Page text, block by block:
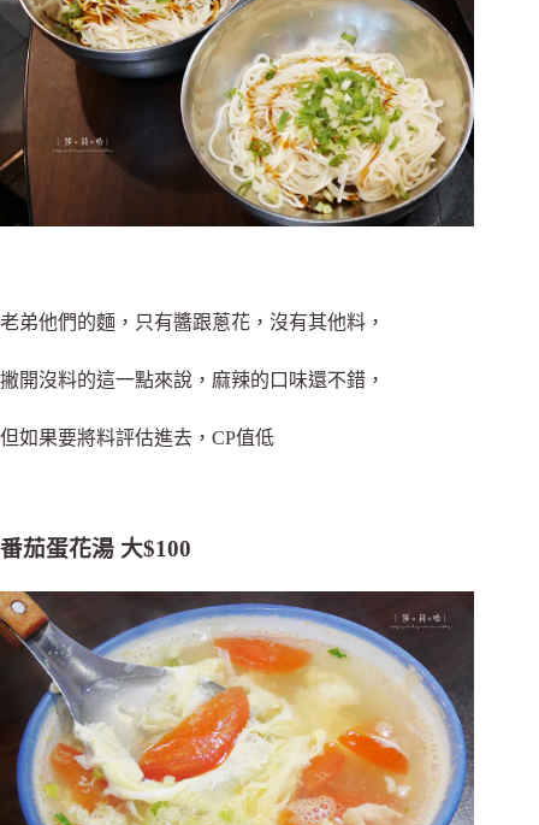
老弟他們的麵，只有醬跟蔥花，沒有其他料，
撇開沒料的這一點來說，麻辣的口味還不錯，
但如果要將料評估進去，CP值低
番茄蛋花湯 大$100